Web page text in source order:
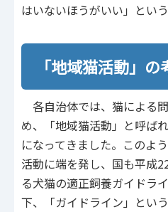
はいないほうがいい」という
「地域猫活動」
各自治体では、猫による
め、「地域猫活動」と呼ば
になってきました。このよ
活動に端を発し、国も平成
る犬猫の適正飼養ガイドラ
下、「ガイドライン」とい